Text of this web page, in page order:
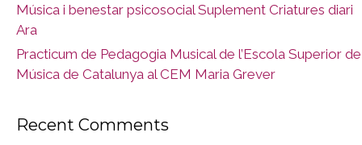
Música i benestar psicosocial Suplement Criatures diari
Ara
Practicum de Pedagogia Musical de l’Escola Superior de
Música de Catalunya al CEM Maria Grever
Recent Comments